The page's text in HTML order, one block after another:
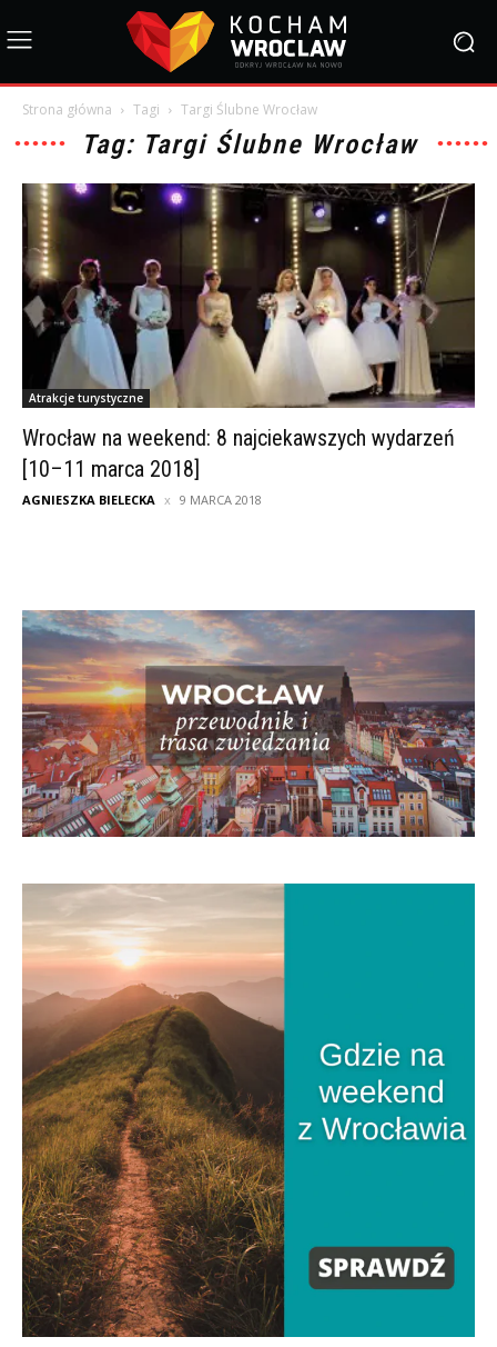
Strona główna Tagi Targi Ślubne Wrocław
Tag: Targi Ślubne Wrocław
Atrakcje turystyczne
Wrocław na weekend: 8 najciekawszych wydarzeń
[10–11 marca 2018]
AGNIESZKA BIELECKA 9 MARCA 2018